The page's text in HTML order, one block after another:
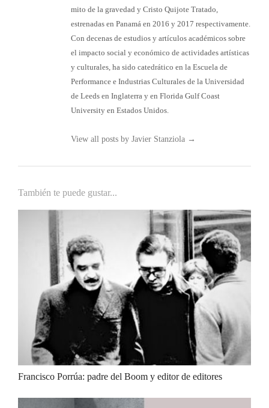
mito de la gravedad y Cristo Quijote Tratado,
estrenadas en Panamá en 2016 y 2017 respectivamente.
Con decenas de estudios y artículos académicos sobre
el impacto social y económico de actividades artísticas
y culturales, ha sido catedrático en la Escuela de
Performance e Industrias Culturales de la Universidad
de Leeds en Inglaterra y en Florida Gulf Coast
University en Estados Unidos.
View all posts by Javier Stanziola →
También te puede gustar...
Francisco Porrúa: padre del Boom y editor de editores